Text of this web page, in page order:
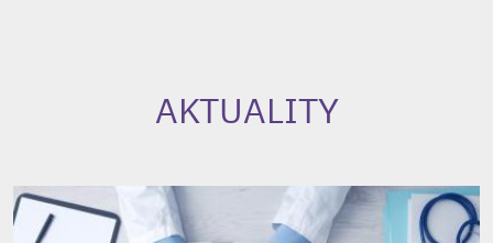
AKTUALITY